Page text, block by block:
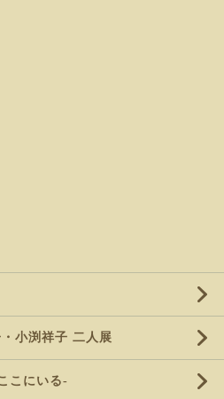
小渕祥子 二人展
こにいる-